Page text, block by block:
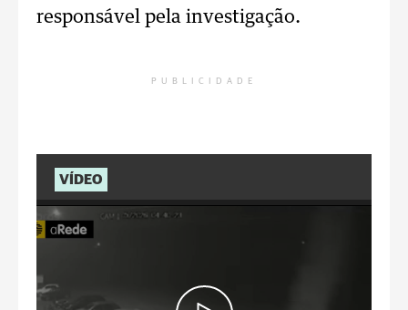
responsável pela investigação.
PUBLICIDADE
VÍDEO